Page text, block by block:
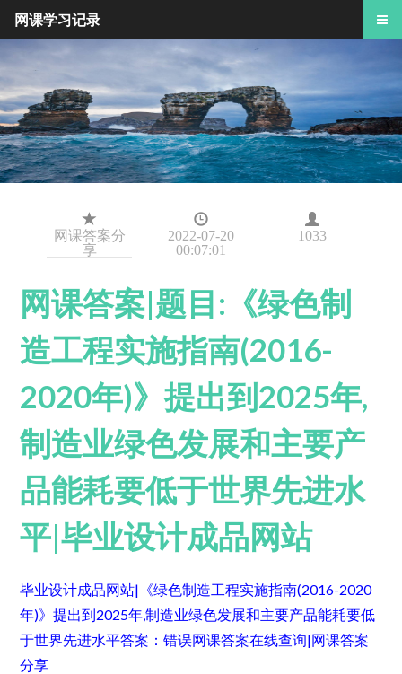
网课答案分
享
2022-07-20
00:07:01
1033
网课答案|题目:《绿色制
造工程实施指南(2016-
2020年)》提出到2025年,
制造业绿色发展和主要产
品能耗要低于世界先进水
平|毕业设计成品网站
毕业设计成品网站|《绿色制造工程实施指南(2016-2020
年)》提出到2025年,制造业绿色发展和主要产品能耗要低
于世界先进水平答案：错误网课答案在线查询|网课答案
分享
网课学习记录